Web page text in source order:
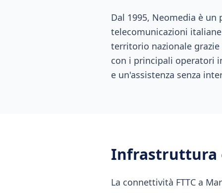
Dal 1995, Neomedia è
telecomunicazioni
territorio nazionale
con i principali operatori
e un'assistenza senza
Infrastruttura
La connettività FTTC a